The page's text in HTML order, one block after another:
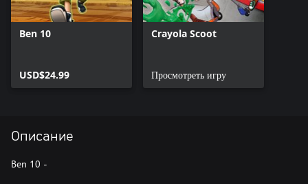
Ben 10
USD$24.99
Crayola Scoot
Просмотреть игру
Описание
Ben 10 -